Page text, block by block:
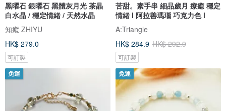
黑曜石 銀曜石 黑體灰月光 茶晶
白水晶 / 穩定情緒 / 天然水晶
知癒 ZHIYU
HK$ 279.0
可訂製
苦甜。素手串 細品歲月 療癒 穩定
情緒 l 阿拉善瑪瑙 巧克力色 l
A:Triangle
HK$ 284.9 HK$ 292.9
可訂製
免運 免運